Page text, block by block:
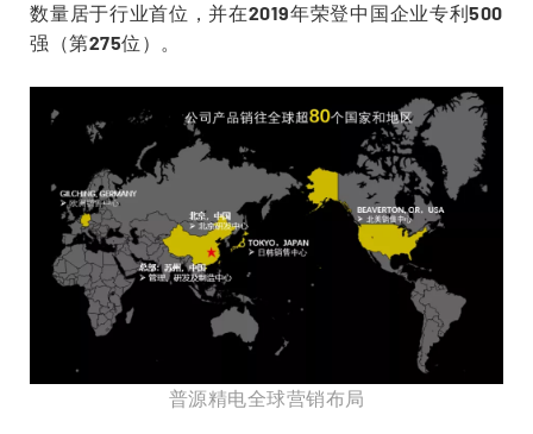
数量居于行业首位，并在2019年荣登中国企业专利500
强（第275位）。
普源精电全球营销布局